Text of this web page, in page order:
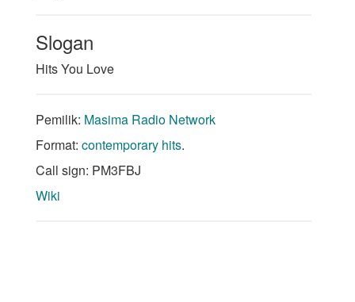
Slogan
Hits You Love
Pemilik: Masima Radio Network
Format: contemporary hits.
Call sign: PM3FBJ
Wiki